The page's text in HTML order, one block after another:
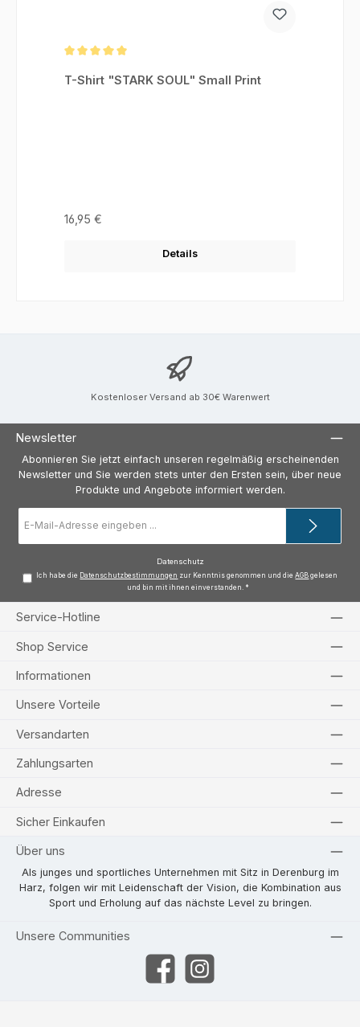
T-Shirt "STARK SOUL" Small Print
Regulärer Preis:
16,95 €
Details
Kostenloser Versand ab 30€ Warenwert
Newsletter
Abonnieren Sie jetzt einfach unseren regelmäßig erscheinenden
Newsletter und Sie werden stets unter den Ersten sein, über neue
Produkte und Angebote informiert werden.
Mail-
Adresse
Datenschutz
Ich habe die Datenschutzbestimmungen zur Kenntnis genommen und dieAGB gelesen
und bin mit ihnen einverstanden. *
Service-Hotline
Shop Service
Informationen
Unsere Vorteile
Versandarten
Zahlungsarten
Adresse
Sicher Einkaufen
Über uns
Als junges und sportliches Unternehmen mit Sitz in Derenburg im
Harz, folgen wir mit Leidenschaft der Vision, die Kombination aus
Sport und Erholung auf das nächste Level zu bringen.
Unsere Communities
FacebookInstagram